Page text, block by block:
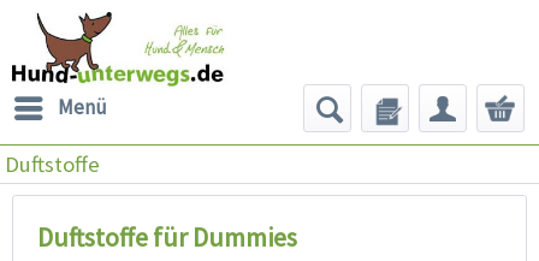
Menü
Duftstoffe
Duftstoffe für Dummies